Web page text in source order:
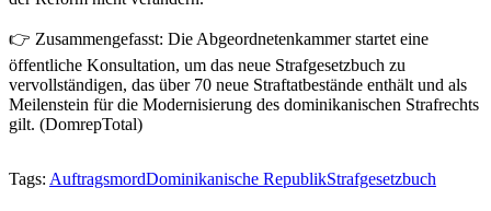
👉 Zusammengefasst: Die Abgeordnetenkammer startet eine
öffentliche Konsultation, um das neue Strafgesetzbuch zu
vervollständigen, das über 70 neue Straftatbestände enthält und als
Meilenstein für die Modernisierung des dominikanischen Strafrechts
gilt. (DomrepTotal)
Tags: AuftragsmordDominikanische RepublikStrafgesetzbuch